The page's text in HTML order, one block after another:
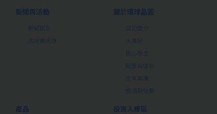
新聞與活動
新聞訊息
法說會訊息
關於環球晶圓
公司簡介
大事紀
核心理念
願景與使命
企業集團
獎項與榮譽
產品 投資人專區